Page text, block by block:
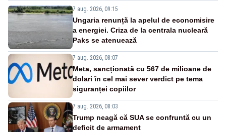
7 aug. 2026, 09:15
Ungaria renunță la apelul de economisire
a energiei. Criza de la centrala nucleară
Paks se atenuează
7 aug. 2026, 08:07
Meta, sancționată cu 567 de milioane de
dolari în cel mai sever verdict pe tema
siguranței copiilor
7 aug. 2026, 08:03
Trump neagă că SUA se confruntă cu un
deficit de armament